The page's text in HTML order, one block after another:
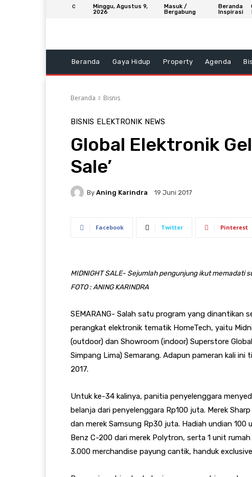
C
Minggu, Agustus 9,
2026
Masuk /
Bergabung
Beranda
Inspirasi
Beranda Gaya Hidup Property Agenda
Beranda Bisnis
BISNIS ELEKTRONIK NEWS
Global Elektronik
Sale’
By Aning Karindra 19 Juni 2017
Facebook Twitter Pinterest
MIDNIGHT SALE- Sejumlah pengunjung ikut memadati
FOTO : ANING KARINDRA
SEMARANG- Salah satu program yang dinantikan
perangkat elektronik tematik HomeTech, yaitu
(outdoor) dan Showroom (indoor) Superstore
Simpang Lima) Semarang. Adapun pameran kali
2017.
Untuk ke-34 kalinya, panitia penyelenggara
belanja dari penyelenggara Rp100 juta. Merek
dan merek Samsung Rp30 juta. Hadiah undian
Benz C-200 dari merek Polytron, serta 1 unit
3.000 merchandise payung cantik, handuk